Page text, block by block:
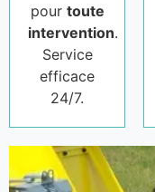
pour toute
intervention.
Service
efficace
24/7.